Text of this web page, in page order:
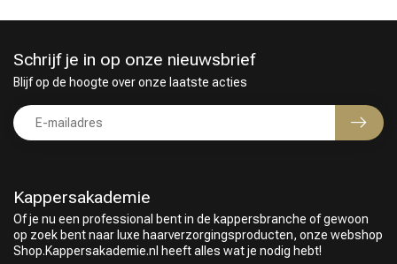
Omvorming CombiDeals
Kappersakademie
Of je nu een professional bent in de kappersbranche of gewoon
op zoek bent naar luxe haarverzorgingsproducten, onze webshop
Shop.Kappersakademie.nl heeft alles wat je nodig hebt!
Schrijf je in op onze nieuwsbrief
Blijf op de hoogte over onze laatste acties